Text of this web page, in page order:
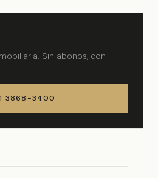
Sin abonos, con
3868-3400